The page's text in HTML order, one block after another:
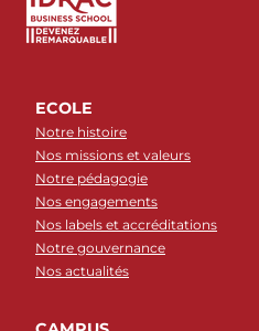
ECOLE
Notre histoire
Nos missions et valeurs
Notre pédagogie
Nos engagements
Nos labels et accréditations
Notre gouvernance
Nos actualités